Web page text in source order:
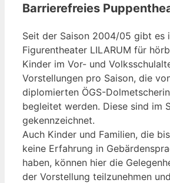
Barrierefreies
Seit der Saison 2004/05 gibt es
Figurentheater LILARUM für
Kinder im Vor- und
Vorstellungen pro Saison, die
diplomierten ÖGS-
begleitet werden. Diese sind im
gekennzeichnet.
Auch Kinder und Familien, die
keine Erfahrung in
haben, können hier die
der Vorstellung teilzunehmen